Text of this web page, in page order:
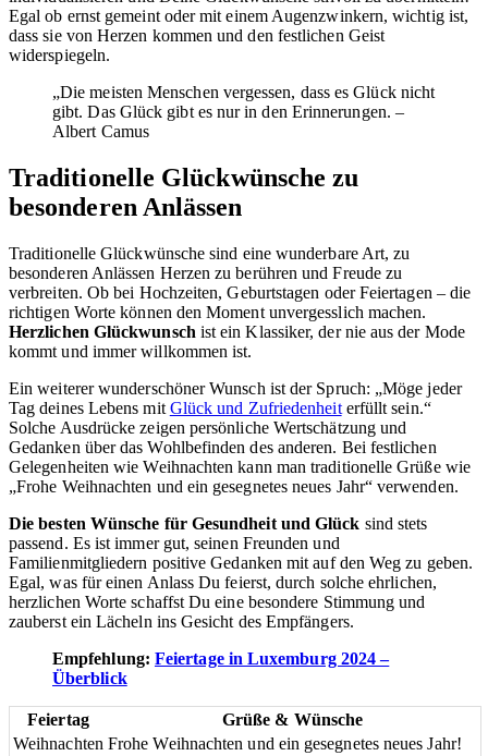
Egal ob ernst gemeint oder mit einem Augenzwinkern, wichtig ist,
dass sie von Herzen kommen und den festlichen Geist
widerspiegeln.
„Die meisten Menschen vergessen, dass es Glück nicht
gibt. Das Glück gibt es nur in den Erinnerungen. –
Albert Camus
Traditionelle Glückwünsche zu
besonderen Anlässen
Traditionelle Glückwünsche sind eine wunderbare Art, zu
besonderen Anlässen Herzen zu berühren und Freude zu
verbreiten. Ob bei Hochzeiten, Geburtstagen oder Feiertagen – die
richtigen Worte können den Moment unvergesslich machen.
Herzlichen Glückwunsch ist ein Klassiker, der nie aus der Mode
kommt und immer willkommen ist.
Ein weiterer wunderschöner Wunsch ist der Spruch: „Möge jeder
Tag deines Lebens mit Glück und Zufriedenheiterfüllt sein.“
Solche Ausdrücke zeigen persönliche Wertschätzung und
Gedanken über das Wohlbefinden des anderen. Bei festlichen
Gelegenheiten wie Weihnachten kann man traditionelle Grüße wie
„Frohe Weihnachten und ein gesegnetes neues Jahr“ verwenden.
Die besten Wünsche für Gesundheit und Glück sind stets
passend. Es ist immer gut, seinen Freunden und
Familienmitgliedern positive Gedanken mit auf den Weg zu geben.
Egal, was für einen Anlass Du feierst, durch solche ehrlichen,
herzlichen Worte schaffst Du eine besondere Stimmung und
zauberst ein Lächeln ins Gesicht des Empfängers.
Empfehlung: Feiertage in Luxemburg 2024 –
Überblick
Feiertag
Grüße & Wünsche
Weihnachten Frohe Weihnachten und ein gesegnetes neues Jahr!